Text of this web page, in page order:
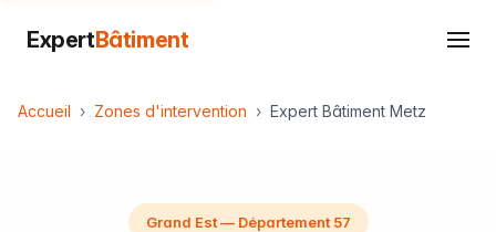
ExpertBâtiment
Accueil Zones d'intervention Expert Bâtiment Metz
Grand Est — Département 57